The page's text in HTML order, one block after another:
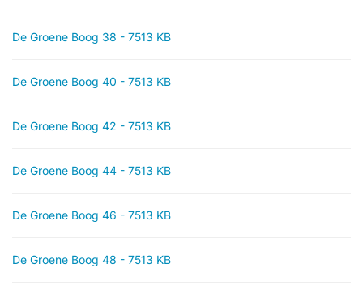
De Groene Boog 38 - 7513 KB
De Groene Boog 40 - 7513 KB
De Groene Boog 42 - 7513 KB
De Groene Boog 44 - 7513 KB
De Groene Boog 46 - 7513 KB
De Groene Boog 48 - 7513 KB